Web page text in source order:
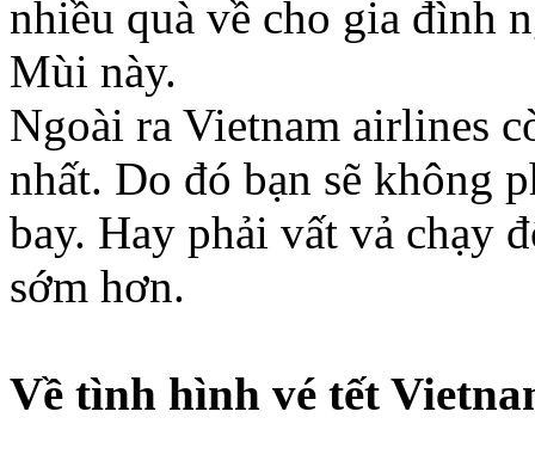
nhiều quà về cho gia đình
Mùi này.
Ngoài ra Vietnam airlines
nhất. Do đó bạn sẽ không
bay. Hay phải vất vả chạy
sớm hơn.
Về tình hình vé tết